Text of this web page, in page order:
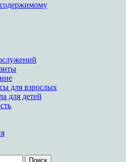
для взрослых
для детей